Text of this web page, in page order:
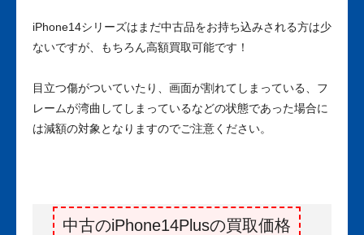
iPhone14シリーズはまだ中古品をお持ち込みされる方は少
ないですが、もちろん高額買取可能です！
目立つ傷がついていたり、画面が割れてしまっている、フ
レームが湾曲してしまっているなどの状態であった場合に
は減額の対象となりますのでご注意ください。
中古のiPhone14Plusの買取価格